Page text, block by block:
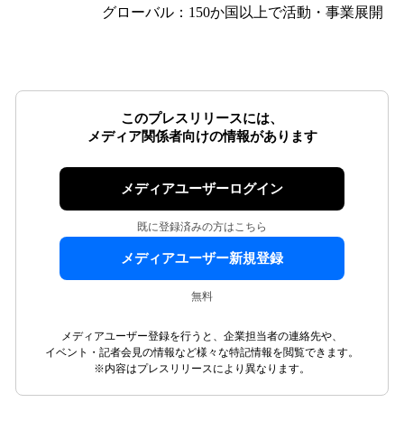
グローバル：150か国以上で活動・事業展開
このプレスリリースには、
メディア関係者向けの情報があります
メディアユーザーログイン
既に登録済みの方はこちら
メディアユーザー新規登録
無料
メディアユーザー登録を行うと、企業担当者の連絡先や、
イベント・記者会見の情報など様々な特記情報を閲覧できます。
※内容はプレスリリースにより異なります。